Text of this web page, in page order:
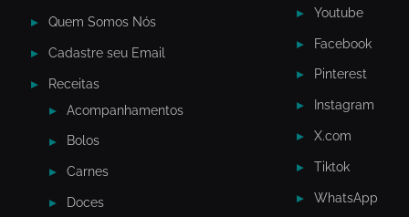
Quem Somos Nós
Cadastre seu Email
Receitas
Acompanhamentos
Bolos
Carnes
Doces
Youtube
Facebook
Pinterest
Instagram
X.com
Tiktok
WhatsApp